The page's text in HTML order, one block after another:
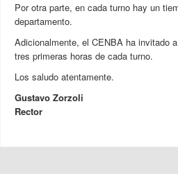
Por otra parte, en cada turno hay un
departamento.
Adicionalmente, el CENBA ha invitado
tres primeras horas de cada turno.
Los saludo atentamente.
Gustavo Zorzoli
Rector